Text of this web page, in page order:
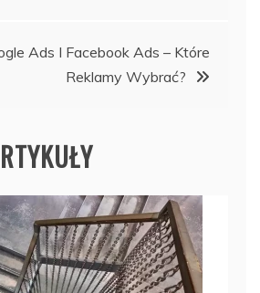
Ads I Facebook Ads – Które
Reklamy Wybrać?